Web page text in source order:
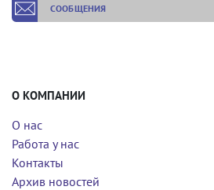
СООБЩЕНИЯ
О КОМПАНИИ
О нас
Работа у нас
Контакты
Архив новостей